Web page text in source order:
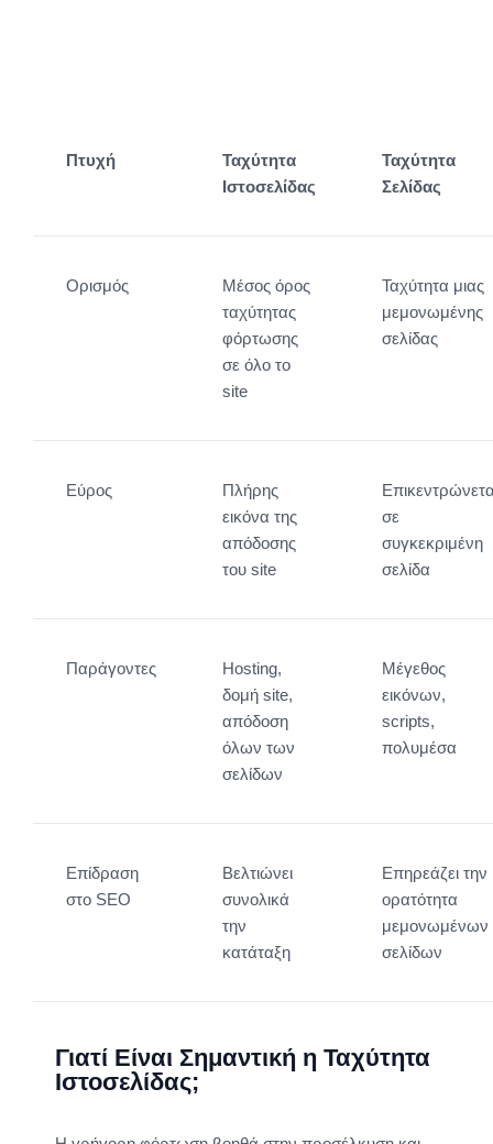
Πτυχή
Ταχύτητα
Ιστοσελίδας
Ταχύτητα
Σελίδας
Ορισμός
Μέσος όρος
ταχύτητας
φόρτωσης
σε όλο το
site
Ταχύτητα μιας
μεμονωμένης
σελίδας
Εύρος
Πλήρης
εικόνα της
απόδοσης
του site
σε
συγκεκριμένη
σελίδα
Παράγοντες
Hosting,
δομή site,
απόδοση
όλων των
σελίδων
Μέγεθος
εικόνων,
scripts,
πολυμέσα
Επίδραση
στο SEO
Βελτιώνει
συνολικά
την
κατάταξη
Επηρεάζει την
ορατότητα
μεμονωμένων
σελίδων
Γιατί Είναι Σημαντική η Ταχύτητα
Ιστοσελίδας;